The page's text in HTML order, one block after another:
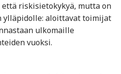
riskisietokykyä, mutta on
ylläpidolle: aloittavat toimijat
ulkomaille
vuoksi.